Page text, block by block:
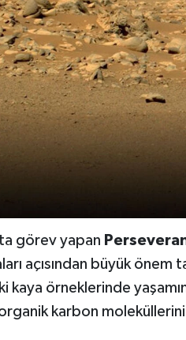
görev yapan
açısından büyük
kaya örneklerinde
organik karbon